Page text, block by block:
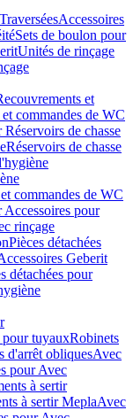
Accessoires
Sets de boulon pour
Unités de rinçage
et
commandes de WC
Réservoirs de chasse
Réservoirs de chasse
commandes de WC
Accessoires pour
rinçage
Pièces détachées
Geberit
détachées pour
tuyauxRobinets
d'arrêt obliquesAvec
pour Avec
à sertir
à sertir MeplaAvec